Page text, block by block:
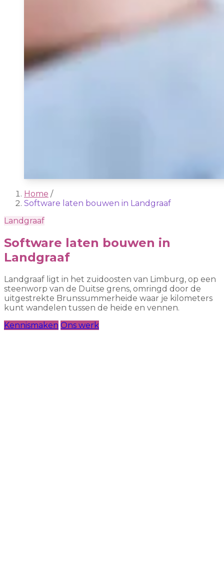
Home /
Software laten bouwen in Landgraaf
Landgraaf
Software laten bouwen in
Landgraaf
Landgraaf ligt in het zuidoosten van Limburg, op een
steenworp van de Duitse grens, omringd door de
uitgestrekte Brunssummerheide waar je kilometers
kunt wandelen tussen de heide en vennen.
Kennismaken Ons werk